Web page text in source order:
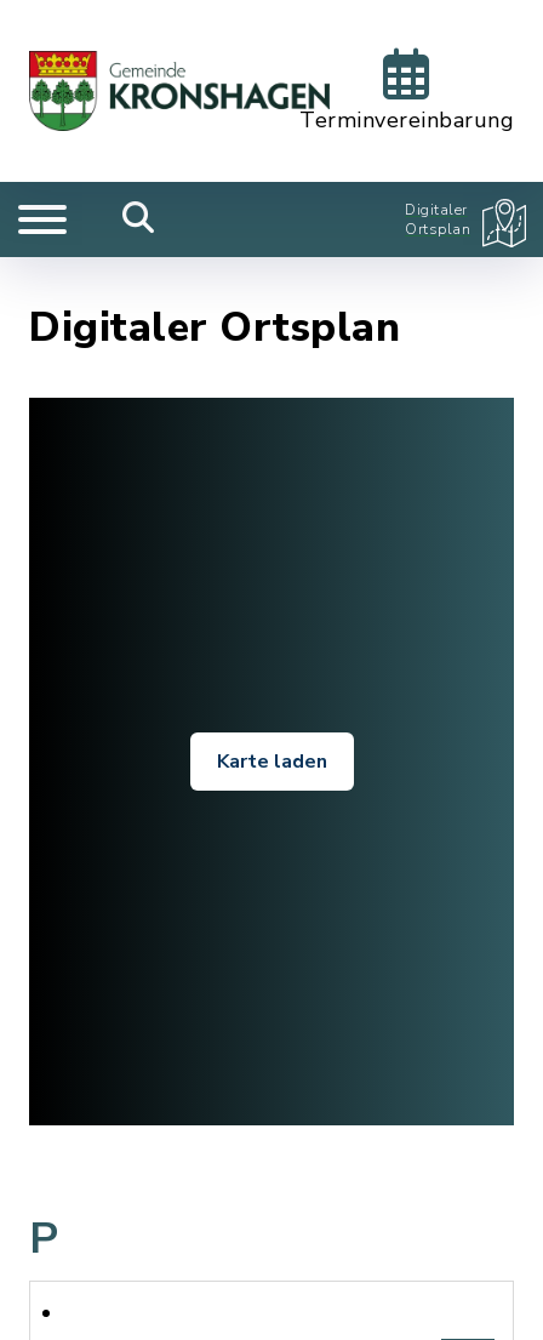
Terminvereinbarung
Digitaler
Ortsplan
Digitaler Ortsplan
Karte laden
P